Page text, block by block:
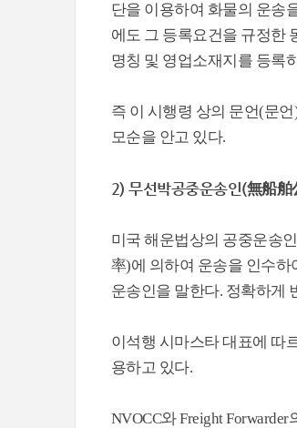
단을 이용하여 화물의 운송
에도 그 등록요건을 규정한
명칭 및 영업소재지를 등록
즉 이 시행령 상의 문언(문
모순을 안고 있다.
2) 무선박공중운송인(無船
미국 해운법상의 공중운송
率)에 의하여 운송을 인수
운송인을 말한다. 정확하게
이석행 시마스타 대표에 따
용하고 있다.
NVOCC와 Freight